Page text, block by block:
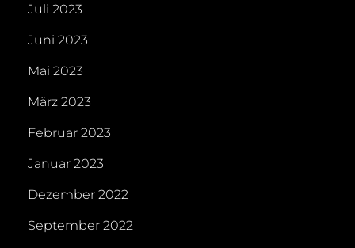
Juli 2023
Juni 2023
Mai 2023
März 2023
Februar 2023
Januar 2023
Dezember 2022
September 2022